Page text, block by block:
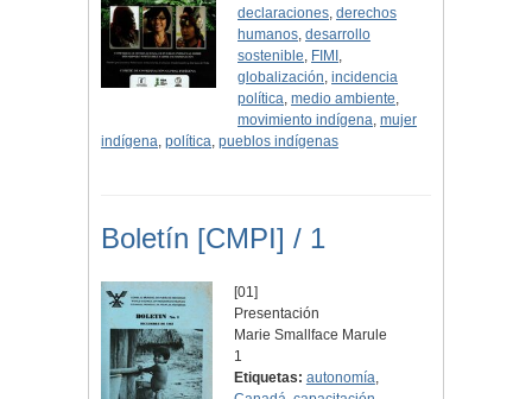
declaraciones,derechos
humanos,desarrollo
sostenible, FIMI ,
globalización,incidencia
política,medio ambiente,
movimiento indígena,mujer
indígena, política, pueblos indígenas
Boletín [CMPI] / 1
[01]
Presentación
Marie Smallface Marule
1
Etiquetas: autonomía,